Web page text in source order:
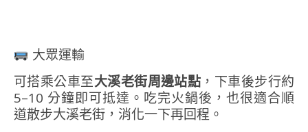
大眾運輸
可搭乘公車至大溪老街周邊站點 ，下車後步行約
5–10 分鐘即可抵達。吃完火鍋後，也很適合順
道散步大溪老街，消化一下再回程。